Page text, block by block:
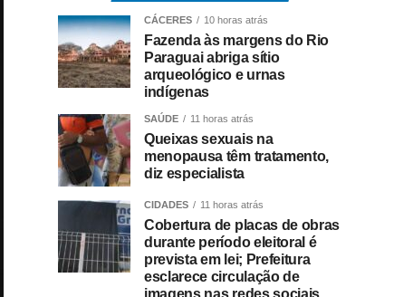
CÁCERES 10 horas atrás
Fazenda às margens do Rio
Paraguai abriga sítio
arqueológico e urnas
indígenas
SAÚDE 11 horas atrás
Queixas sexuais na
menopausa têm tratamento,
diz especialista
CIDADES 11 horas atrás
Cobertura de placas de obras
durante período eleitoral é
prevista em lei; Prefeitura
esclarece circulação de